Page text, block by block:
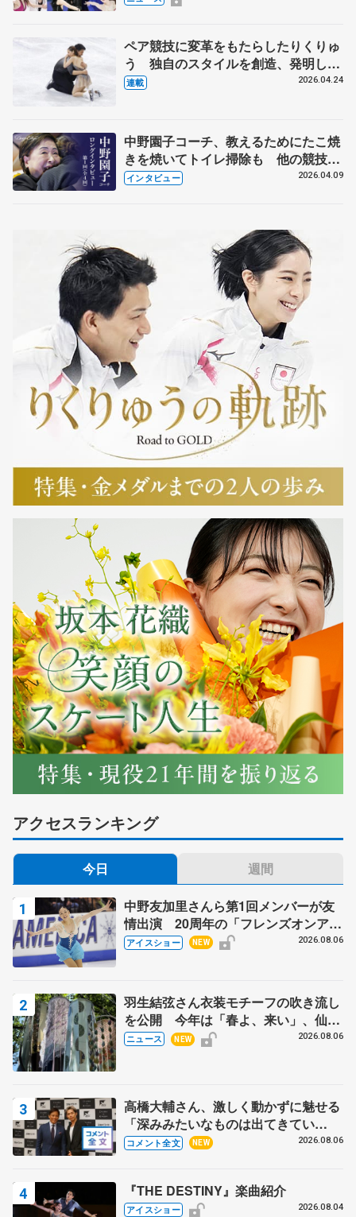
ペア競技に変革をもたらしたりくりゅ
う 独自のスタイルを創造、発明した
【引退発表後②】
連載 2026.04.24
中野園子コーチ、教えるためにたこ焼
きを焼いてトイレ掃除も 他の競技に
も通用するという坂本花織の筋肉
インタビュー 2026.04.09
アクセスランキング
今日 週間
中野友加里さんら第1回メンバーが友
情出演 20周年の「フレンズオンアイ
ス」 宮本賢二さん、有川梨絵さん、
アイスショー NEW 2026.08.06
羽生結弦さん衣装モチーフの吹き流し
を公開 今年は「春よ、来い」、仙台
の瑞鳳殿
ニュース NEW 2026.08.06
高橋大輔さん、激しく動かずに魅せる
「深みみたいなものは出てきてい
る？」 〝兄さん〟と慕うレジェンド
コメント全文 NEW 2026.08.06
『THE DESTINY』楽曲紹介
アイスショー 2026.08.04